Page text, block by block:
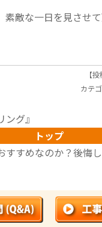
敵な一日を見させ
【
カテ
ング』
トップ
すすめなのか？後悔